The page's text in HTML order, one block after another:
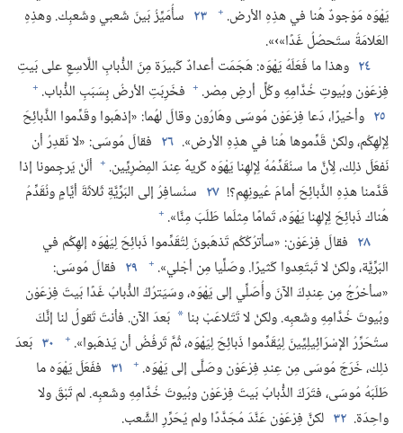
يَهْوَه مَوْجودٌ هُنا في هذِهِ الأرض.‏ + ٢٣ سأُمَيِّزُ بَينَ شَعبي وشَعبِك.‏ وهذِهِ
العَلامَةُ ستَحصُلُ غَدًا»›».‏
٢٤ وهذا ما فَعَلَهُ يَهْوَه:‏ هَجَمَت أعدادٌ كَبيرَة مِنَ الذُّبابِ اللَّاسِعِ على بَيتِ
فِرْعَوْن وبُيوتِ خُدَّامِهِ وكُلِّ أرضِ مِصْر.‏ + فخَرِبَتِ الأرضُ بِسَبَبِ الذُّباب.‏ +
٢٥ وأخيرًا،‏ دَعا فِرْعَوْن مُوسَى وهَارُون وقالَ لهُما:‏ «إذهَبوا وقَدِّموا الذَّبائِحَ
لِإلهِكُم،‏ ولكنْ قَدِّموها هُنا في هذِهِ الأرض».‏ ٢٦ فقالَ مُوسَى:‏ «لا نَقدِرُ أن
نَفعَلَ ذلِك،‏ لِأنَّ ما سنُقَدِّمُهُ لِإلهِنا يَهْوَه كَريهٌ عِندَ المِصْرِيِّين.‏ + ألَنْ يَرجِمونا إذا
قَدَّمنا هذِهِ الذَّبائِحَ أمامَ عُيونِهِم؟‏!‏ ٢٧ سنُسافِرُ إلى البَرِّيَّةِ ثَلاثَةَ أيَّامٍ ونُقَدِّمُ
هُناك ذَبائِحَ لِإلهِنا يَهْوَه،‏ تَمامًا مِثلَما طَلَبَ مِنَّا».‏ +
٢٨ فقالَ فِرْعَوْن:‏ «سأترُكُكُم تَذهَبونَ لِتُقَدِّموا ذَبائِحَ لِيَهْوَه إلهِكُم في
البَرِّيَّة،‏ ولكنْ لا تَبتَعِدوا كَثيرًا.‏ وصَلِّيا مِن أجْلي».‏ + ٢٩ فقالَ مُوسَى:‏
«سأخرُجُ مِن عِندِكَ الآنَ وأُصَلِّي إلى يَهْوَه،‏ وسَيَترُكُ الذُّبابُ غَدًا بَيتَ فِرْعَوْن
وبُيوتَ خُدَّامِهِ وشَعبِه.‏ ولكنْ لا تَتَلاعَبْ بنا * بَعدَ الآن.‏ فأنتَ تَقولُ لنا إنَّكَ
ستُحَرِّرُ الإسْرَائِيلِيِّينَ لِيُقَدِّموا ذَبائِحَ لِيَهْوَه،‏ ثُمَّ تَرفُضُ أن يَذهَبوا».‏ + ٣٠ بَعدَ
ذلِك،‏ خَرَجَ مُوسَى مِن عِندِ فِرْعَوْن وصَلَّى إلى يَهْوَه.‏ + ٣١ ففَعَلَ يَهْوَه ما
طَلَبَهُ مُوسَى،‏ فتَرَكَ الذُّبابُ بَيتَ فِرْعَوْن وبُيوتَ خُدَّامِهِ وشَعبِه.‏ لم تَبْقَ ولا
واحِدَة.‏ ٣٢ لكنَّ فِرْعَوْن عَنَّدَ مُجَدَّدًا ولم يُحَرِّرِ الشَّعب.‏